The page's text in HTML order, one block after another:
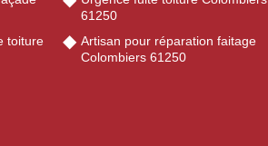
toiture
61250
Artisan pour réparation faitage
Colombiers 61250